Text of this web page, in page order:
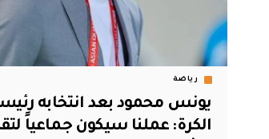
رياضة
يونس محمود بعد انتخابه
الكرة: عملنا سيكون جماعياً